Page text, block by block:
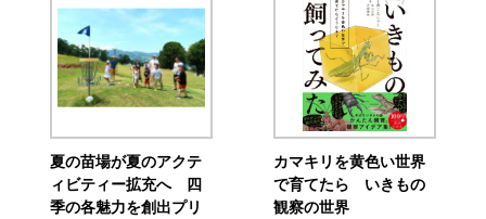
夏の苗場が夏のアクテ
ィビティー拡充へ 四
季の各魅力を創出プリ
カマキリを黄色い世界
で育てたら いきもの
観察の世界